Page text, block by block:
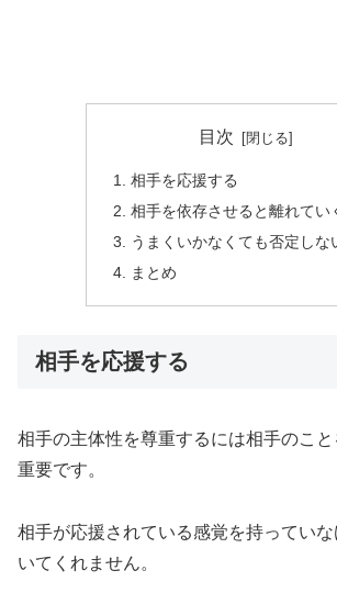
目次
相手を応援する
相手を依存させると離れてい
うまくいかなくても否定しな
まとめ
相手を応援する
相手の主体性を尊重するには相手のこ
重要です。
相手が応援されている感覚を持ってい
いてくれません。